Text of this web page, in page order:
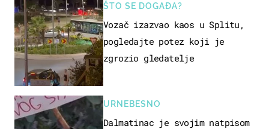
ŠTO SE DOGAĐA?
Vozač izazvao kaos u Splitu,
pogledajte potez koji je
zgrozio gledatelje
URNEBESNO
Dalmatinac je svojim natpisom